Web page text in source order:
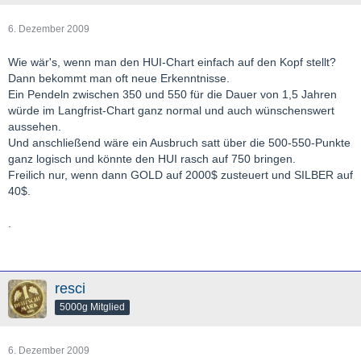
6. Dezember 2009
Wie wär's, wenn man den HUI-Chart einfach auf den Kopf stellt?
Dann bekommt man oft neue Erkenntnisse.
Ein Pendeln zwischen 350 und 550 für die Dauer von 1,5 Jahren
würde im Langfrist-Chart ganz normal und auch wünschenswert
aussehen.
Und anschließend wäre ein Ausbruch satt über die 500-550-Punkte
ganz logisch und könnte den HUI rasch auf 750 bringen.
Freilich nur, wenn dann GOLD auf 2000$ zusteuert und SILBER auf
40$.
.
resci
5000g Mitglied
6. Dezember 2009